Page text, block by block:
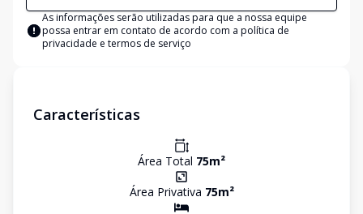
As informações serão utilizadas para que a nossa equipe
possa entrar em contato de acordo com a política de
privacidade e termos de serviço
Características
Área Total 75m²
Área Privativa 75m²